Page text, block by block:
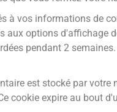
à vos informations de
options d'affichage
pendant 2
est stocké par votre
cookie expire au bout